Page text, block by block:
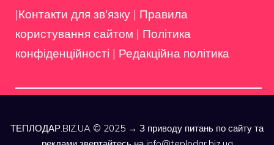
|Контакти для зв'язку | Правила
користування сайтом | Політика
конфіденційності | Редакційна політика
ТЕПЛОДАР.BIZ.UA © 2025 → З приводу питань по сайту та